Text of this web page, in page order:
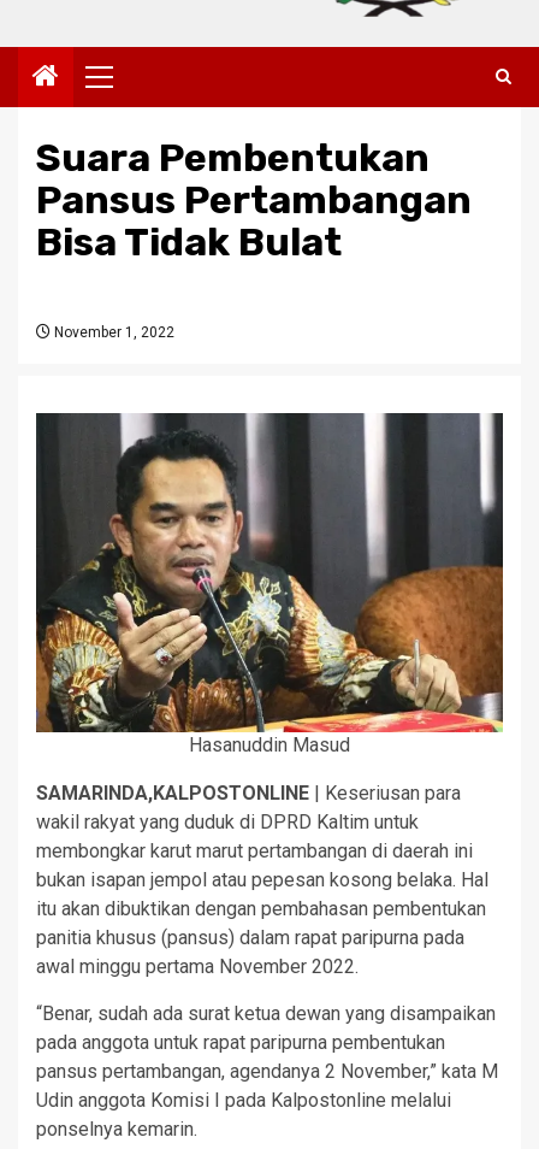
Primary
Menu
Suara Pembentukan
Pansus Pertambangan
Bisa Tidak Bulat
November 1, 2022
Hasanuddin Masud
SAMARINDA,KALPOSTONLINE | Keseriusan para
wakil rakyat yang duduk di DPRD Kaltim untuk
membongkar karut marut pertambangan di daerah ini
bukan isapan jempol atau pepesan kosong belaka. Hal
itu akan dibuktikan dengan pembahasan pembentukan
panitia khusus (pansus) dalam rapat paripurna pada
awal minggu pertama November 2022.
“Benar, sudah ada surat ketua dewan yang disampaikan
pada anggota untuk rapat paripurna pembentukan
pansus pertambangan, agendanya 2 November,” kata M
Udin anggota Komisi I pada Kalpostonline melalui
ponselnya kemarin.